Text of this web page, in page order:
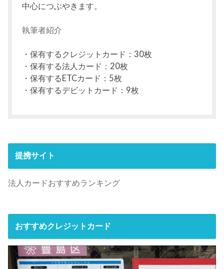
中心につぶやきます。
執筆者紹介
・保有するクレジットカード：30枚
・保有する法人カード：20枚
・保有するETCカード：5枚
・保有するデビットカード：9枚
提携サイト
法人カードおすすめランキング
おすすめクレジットカード